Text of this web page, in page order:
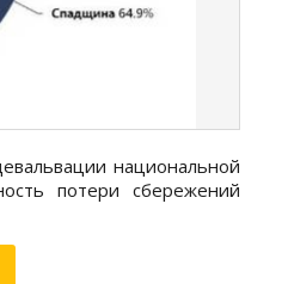
национальной
потери сбережений